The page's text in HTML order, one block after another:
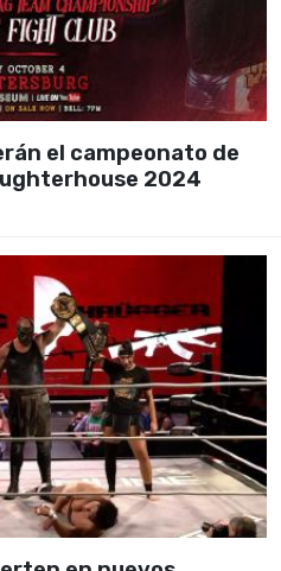
el campeonato de
2024